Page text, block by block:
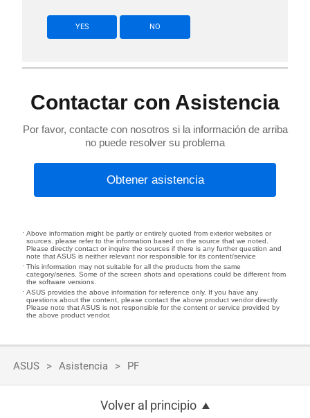
YES NO
Contactar con Asistencia
Por favor, contacte con nosotros si la información de arriba
no puede resolver su problema
Obtener asistencia
Above information might be partly or entirely quoted from exterior websites or
sources. please refer to the information based on the source that we noted.
Please directly contact or inquire the sources if there is any further question and
note that ASUS is neither relevant nor responsible for its content/service
This information may not suitable for all the products from the same
category/series. Some of the screen shots and operations could be different from
the software versions.
ASUS provides the above information for reference only. If you have any
questions about the content, please contact the above product vendor directly.
Please note that ASUS is not responsible for the content or service provided by
the above product vendor.
ASUS Asistencia PF
Volver al principio